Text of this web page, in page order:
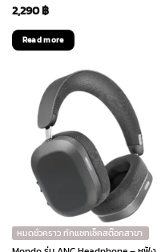
2,290฿
Read more
หมดชั่วคราว ทักแชทเช็คสต๊อกสาขา